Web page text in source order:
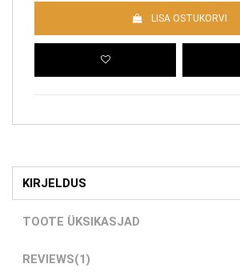
LISA OSTUKORVI
KIRJELDUS
TOOTE ÜKSIKASJAD
REVIEWS(1)